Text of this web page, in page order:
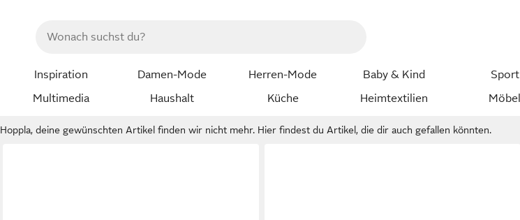
Inspiration Damen-Mode Herren-Mode Baby & Kind Sport
Multimedia
Haushalt Küche Heimtextilien Möbel
Hoppla, deine gewünschten Artikel finden wir nicht mehr. Hier findest du Artikel, die dir auch gefallen könnten.